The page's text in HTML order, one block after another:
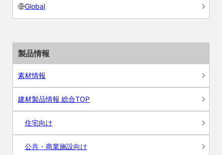
Global
製品情報
素材情報
建材製品情報 総合TOP
住宅向け
公共・商業施設向け